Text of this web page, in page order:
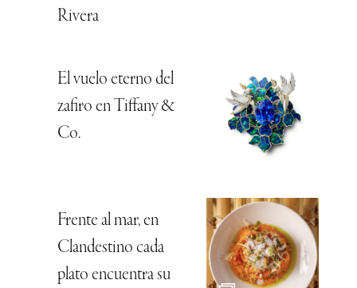
Rivera
El vuelo eterno del
zafiro en Tiffany &
Co.
Frente al mar, en
Clandestino cada
plato encuentra su